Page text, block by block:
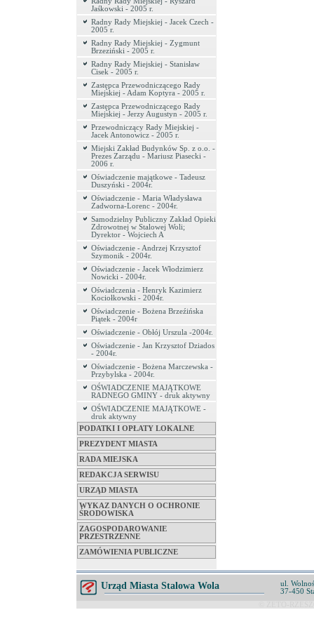
Jaśkowski - 2005 r.
Radny Rady Miejskiej - Jacek Czech -
2005 r.
Radny Rady Miejskiej - Zygmunt
Brzeziński - 2005 r.
Radny Rady Miejskiej - Stanisław
Cisek - 2005 r.
Zastępca Przewodniczącego Rady
Miejskiej - Adam Koptyra - 2005 r.
Zastępca Przewodniczącego Rady
Miejskiej - Jerzy Augustyn - 2005 r.
Przewodniczący Rady Miejskiej -
Jacek Antonowicz - 2005 r.
Miejski Zakład Budynków Sp. z o.o. -
Prezes Zarządu - Mariusz Piasecki -
2006 r.
Oświadczenie majątkowe - Tadeusz
Duszyński - 2004r.
Oświadczenie - Maria Władysława
Zadworna-Lorenc - 2004r.
Samodzielny Publiczny Zakład Opieki
Zdrowotnej w Stalowej Woli;
Dyrektor - Wojciech A
Oświadczenie - Andrzej Krzysztof
Szymonik - 2004r.
Oświadczenie - Jacek Włodzimierz
Nowicki - 2004r.
Oświadczenia - Henryk Kazimierz
Kociołkowski - 2004r.
Oświadczenie - Bożena Brzeźińska
Piątek - 2004r
Oświadczenie - Obłój Urszula -2004r.
Oświadczenie - Jan Krzysztof Dziados
- 2004r.
Oświadczenie - Bożena Marczewska -
Przybylska - 2004r.
OŚWIADCZENIE MAJĄTKOWE
RADNEGO GMINY - druk aktywny
OŚWIADCZENIE MAJĄTKOWE -
druk aktywny
PODATKI I OPŁATY LOKALNE
PREZYDENT MIASTA
RADA MIEJSKA
REDAKCJA SERWISU
URZĄD MIASTA
WYKAZ DANYCH O OCHRONIE
ŚRODOWISKA
ZAGOSPODAROWANIE
PRZESTRZENNE
ZAMÓWIENIA PUBLICZNE
Urząd Miasta Stalowa Wola
ul.
37-450